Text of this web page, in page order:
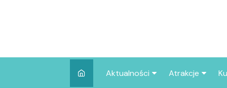
Aktualności Atrakcje